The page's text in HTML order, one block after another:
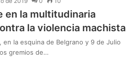
en la multitudinaria
la violencia machista
en la esquina de Belgrano y 9 de Julio
gremios de…